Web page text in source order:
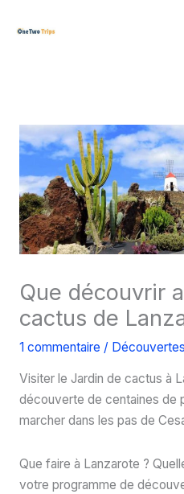
Que découvrir
cactus de
1 commentaire / Découvertes
Visiter le Jardin de cactus à
découverte de centaines de
marcher dans les pas de
Que faire à Lanzarote ?
votre programme de